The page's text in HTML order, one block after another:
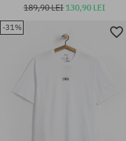
189,90 LEI 130,90 LEI
-31%